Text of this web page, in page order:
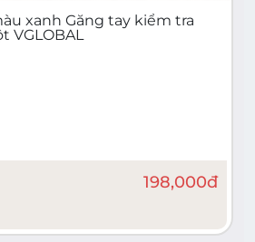
xanh Găng tay kiểm tra
VGLOBAL
198,000đ